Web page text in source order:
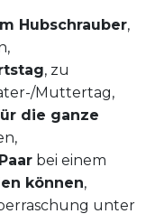
Hubschrauber,
, zu
Muttertag,
die ganze
bei einem
können,
unter